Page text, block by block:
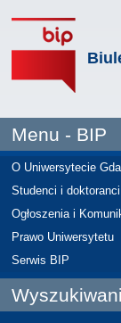
Menu - BIP
O Uniwersytecie
Studenci i doktoranci
Ogłoszenia i
Prawo Uniwersytetu
Serwis BIP